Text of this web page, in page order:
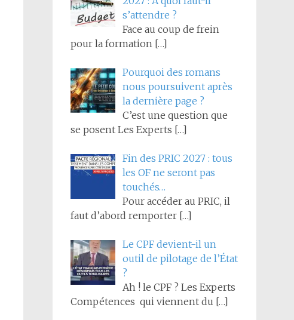
s’attendre ?
Face au coup de frein
pour la formation […]
Pourquoi des romans
nous poursuivent après
la dernière page ?
C’est une question que
se posent Les Experts […]
Fin des PRIC 2027 : tous
les OF ne seront pas
touchés…
Pour accéder au PRIC, il
faut d’abord remporter […]
Le CPF devient-il un
outil de pilotage de l’État
?
Ah ! le CPF ? Les Experts
Compétences qui viennent du […]